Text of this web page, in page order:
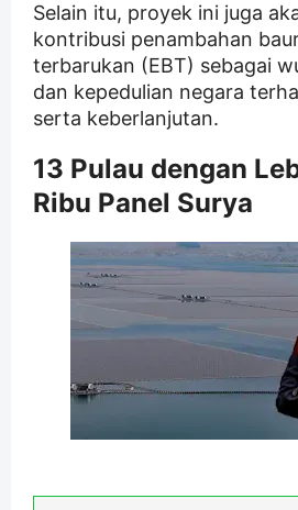
Selain itu, proyek ini juga
kontribusi penambahan
terbarukan (EBT) sebagai
dan kepedulian negara
serta keberlanjutan.
13 Pulau dengan
Ribu Panel Surya